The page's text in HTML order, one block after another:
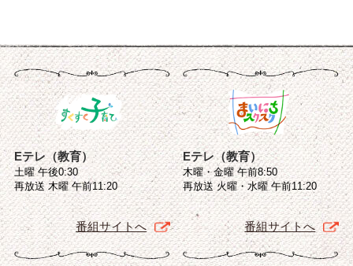
Eテレ（教育）
土曜 午後0:30
再放送 木曜 午前11:20
番組サイトへ
Eテレ（教育）
木曜・金曜 午前8:50
再放送 火曜・水曜 午前11:20
番組サイトへ